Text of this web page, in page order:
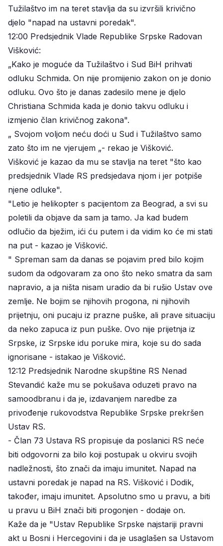
Tužilaštvo im na teret stavlja da su izvršili krivično
djelo "napad na ustavni poredak".
12:00 Predsjednik Vlade Republike Srpske Radovan
Višković:
„Kako je moguće da Tužilaštvo i Sud BiH prihvati
odluku Schmida. On nije promijenio zakon on je donio
odluku. Ovo što je danas zadesilo mene je djelo
Christiana Schmida kada je donio takvu odluku i
izmjenio član krivičnog zakona".
„ Svojom voljom neću doći u Sud i Tužilaštvo samo
zato što im ne vjerujem „- rekao je Višković.
Višković je kazao da mu se stavlja na teret "što kao
predsjednik Vlade RS predsjedava njom i jer potpiše
njene odluke".
"Letio je helikopter s pacijentom za Beograd, a svi su
poletili da objave da sam ja tamo. Ja kad budem
odlučio da bježim, ići ću putem i da vidim ko će mi stati
na put - kazao je Višković.
" Spreman sam da danas se pojavim pred bilo kojim
sudom da odgovaram za ono što neko smatra da sam
napravio, a ja ništa nisam uradio da bi rušio Ustav ove
zemlje. Ne bojim se njihovih progona, ni njihovih
prijetnju, oni pucaju iz prazne puške, ali prave situaciju
da neko zapuca iz pun puške. Ovo nije prijetnja iz
Srpske, iz Srpske idu poruke mira, koje su do sada
ignorisane - istakao je Višković.
12:12 Predsjednik Narodne skupštine RS Nenad
Stevandić kaže mu se pokušava oduzeti pravo na
samoodbranu i da je, izdavanjem naredbe za
privođenje rukovodstva Republike Srpske prekršen
Ustav RS.
- Član 73 Ustava RS propisuje da poslanici RS neće
biti odgovorni za bilo koji postupak u okviru svojih
nadležnosti, što znači da imaju imunitet. Napad na
ustavni poredak je napad na RS. Višković i Dodik,
također, imaju imunitet. Apsolutno smo u pravu, a biti
u pravu u BiH znači biti progonjen - dodaje on.
Kaže da je "Ustav Republike Srpske najstariji pravni
akt u Bosni i Hercegovini i da je usaglašen sa Ustavom